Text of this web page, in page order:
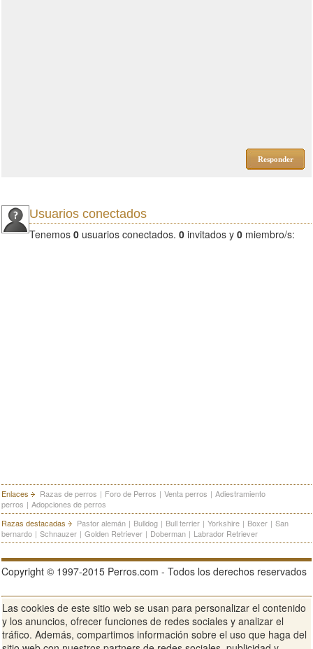
Responder
Usuarios conectados
Tenemos 0 usuarios conectados. 0 invitados y 0 miembro/s:
Enlaces Razas de perros | Foro de Perros | Venta perros | Adiestramiento
perros | Adopciones de perros
Razas destacadas
Pastor alemán | Bulldog | Bull terrier | Yorkshire | Boxer | San
bernardo | Schnauzer | Golden Retriever | Doberman | Labrador Retriever
Copyright © 1997-2015 Perros.com - Todos los derechos reservados
Publicidad en Perros.com | Contacte | Aviso Legal Política de
privacidad | Condiciones de uso
Las cookies de este sitio web se usan para personalizar el contenido
y los anuncios, ofrecer funciones de redes sociales y analizar el
tráfico. Además, compartimos información sobre el uso que haga del